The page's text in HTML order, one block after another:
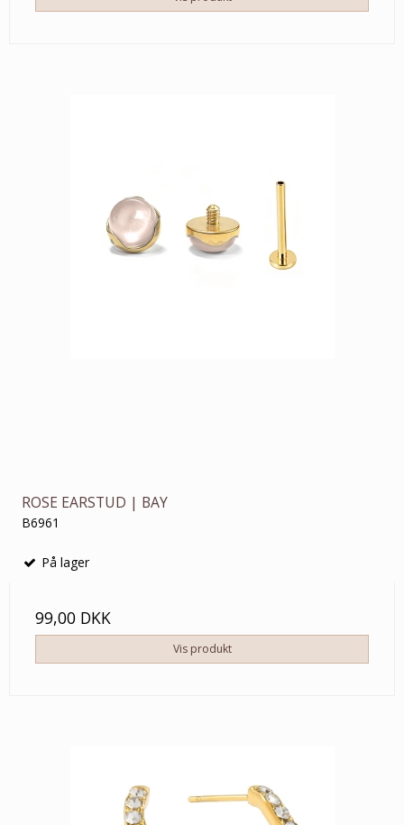
ROSE EARSTUD | BAY
B6961
På lager
99,00 DKK
Vis produkt